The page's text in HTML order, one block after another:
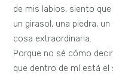
de mis labios, siento
un girasol, una piedra,
cosa extraordinaria.
Porque no sé cómo
que dentro de mí está el